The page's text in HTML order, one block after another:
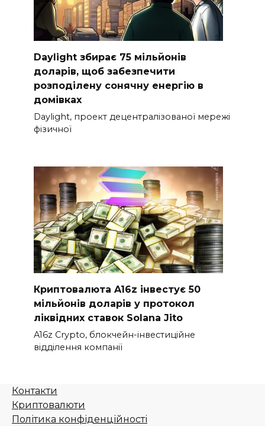
Daylight збирає 75 мільйонів
доларів, щоб забезпечити
розподілену сонячну енергію в
домівках
Daylight, проект децентралізованої мережі
фізичної
Криптовалюта A16z інвестує 50
мільйонів доларів у протокол
ліквідних ставок Solana Jito
A16z Crypto, блокчейн-інвестиційне
відділення компанії
Контакти
Криптовалюти
Політика конфіденційності